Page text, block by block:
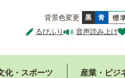
背景色変更
るびふり
音声読み上げ
化・スポーツ 産業・ビジ